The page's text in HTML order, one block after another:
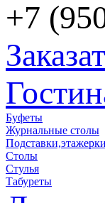
+7
Буфеты
Журнальные столы
Подставки,этажерки
Столы
Стулья
Табуреты